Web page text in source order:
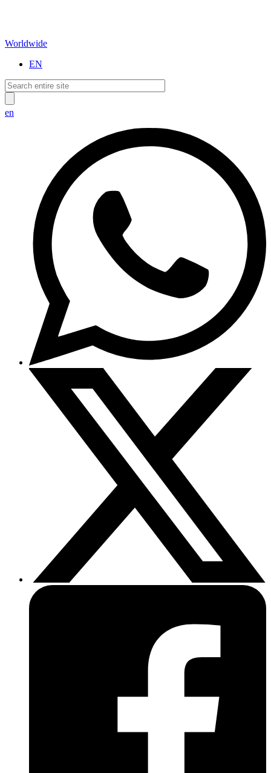
Worldwide
EN
en